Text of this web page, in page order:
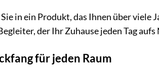
in ein Produkt, das Ihnen über viele
der Ihr Zuhause jeden Tag
für jeden Raum